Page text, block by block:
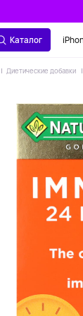
Каталог
Диетические добавки